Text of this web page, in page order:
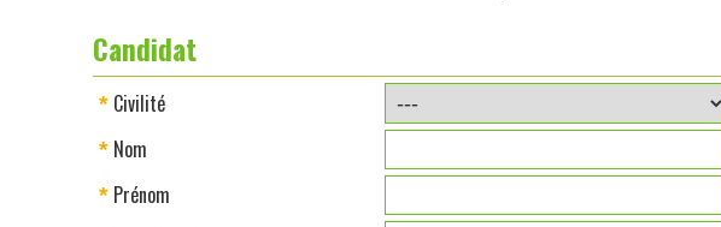
Candidat
* Civilité
* Nom
* Prénom